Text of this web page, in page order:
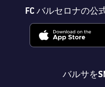
FC バルセロナの公
バルサを